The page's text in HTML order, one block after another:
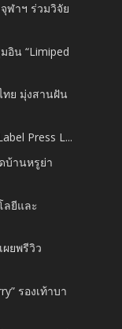
ฬาฯ ร่วมวิจัย
อิน “Limiped
ทย มุ่งสานฝัน
Press L...
บ้านหรูย่า
ลยีและ
ยพรีวิว
รองเท้าบา